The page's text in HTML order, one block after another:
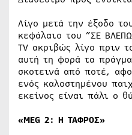
Λίγο μετά την έξοδο
κεφάλαιο του ”ΣΕ
TV ακριβώς λίγο πριν
αυτή τη φορά τα
σκοτεινά από ποτέ,
ενός καλοστημένου
εκείνος είναι πάλι ο
«MEG 2: H TAΦΡΟΣ»